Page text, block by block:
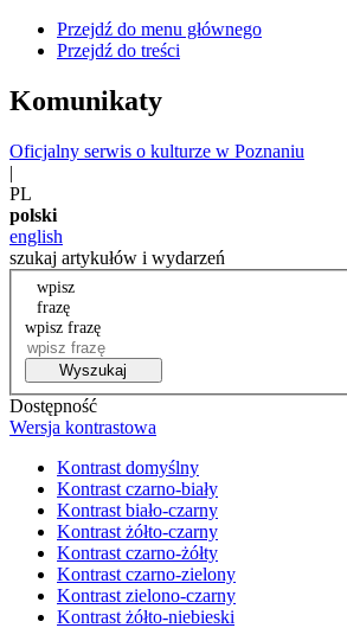
Przejdź do menu głównego
Przejdź do treści
Komunikaty
Oficjalny serwis o kulturze w Poznaniu
|
PL
polski
english
szukaj artykułów i wydarzeń
wpisz
frazę
wpisz frazę
Wyszukaj
Dostępność
Wersja kontrastowa
Kontrast domyślny
Kontrast czarno-biały
Kontrast biało-czarny
Kontrast żółto-czarny
Kontrast czarno-żółty
Kontrast czarno-zielony
Kontrast zielono-czarny
Kontrast żółto-niebieski